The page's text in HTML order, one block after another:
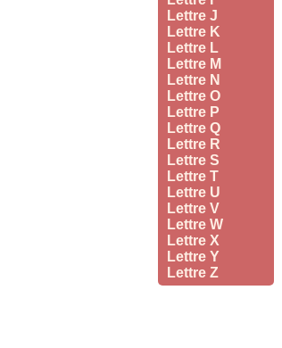
Lettre J
Lettre K
Lettre L
Lettre M
Lettre N
Lettre O
Lettre P
Lettre Q
Lettre R
Lettre S
Lettre T
Lettre U
Lettre V
Lettre W
Lettre X
Lettre Y
Lettre Z